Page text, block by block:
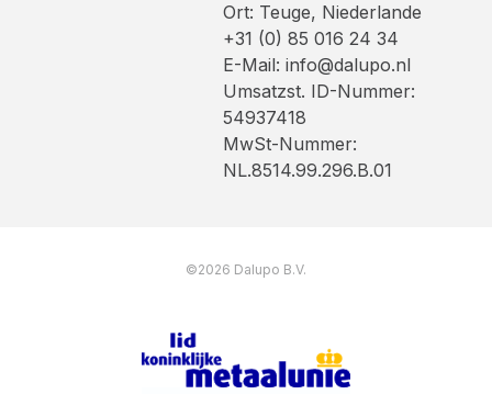
Ort: Teuge, Niederlande
+31 (0) 85 016 24 34
E-Mail: info@dalupo.nl
Umsatzst. ID-Nummer:
54937418
MwSt-Nummer:
NL.8514.99.296.B.01
©2026 Dalupo B.V.